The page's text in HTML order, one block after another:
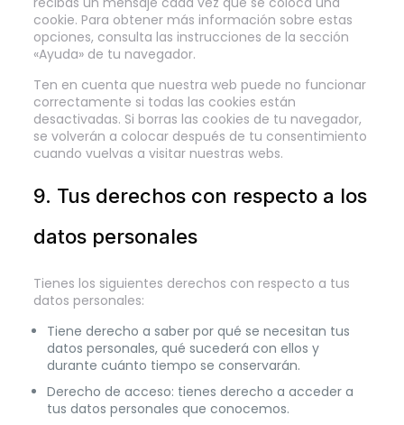
cookie. Para obtener más información sobre estas
opciones, consulta las instrucciones de la sección
«Ayuda» de tu navegador.
Ten en cuenta que nuestra web puede no funcionar
correctamente si todas las cookies están
desactivadas. Si borras las cookies de tu navegador,
se volverán a colocar después de tu consentimiento
cuando vuelvas a visitar nuestras webs.
9. Tus derechos con respecto a los
datos personales
Tienes los siguientes derechos con respecto a tus
datos personales:
Tiene derecho a saber por qué se necesitan tus
datos personales, qué sucederá con ellos y
durante cuánto tiempo se conservarán.
Derecho de acceso: tienes derecho a acceder a
tus datos personales que conocemos.